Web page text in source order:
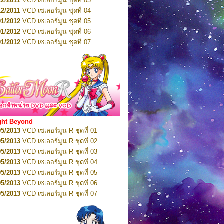
2016 DVD เซเลอร์มูน คริสตัล VOL.5
2016 DVD เซเลอร์มูน คริสตัล VOL.6
2016DVD เซเลอร์มูน คริสตัล VOL.7
2016DVD เซเลอร์มูน คริสตัล VOL.8
2017 DVD เซเลอร์มูน คริสตัล Box-Set
2011 VCD เซเลอร์มูน ชุดที่ 04
2012 VCD เซเลอร์มูน ชุดที่ 05
2012 VCD เซเลอร์มูน ชุดที่ 06
2012 VCD เซเลอร์มูน ชุดที่ 07
VCD เซเลอร์มูน ชุดที่ 08
VCD เซเลอร์มูน ชุดที่ 09
VCD เซเลอร์มูน ชุดที่ 10
2012VCD เซเลอร์มูน ชุดที่ 11
2012VCD เซเลอร์มูน ชุดที่ 12
2012VCD เซเลอร์มูน ชุดที่ 13
2012VCD เซเลอร์มูน ชุดที่ 14
2012 VCD เซเลอร์มูน ชุดที่ 15
VCD เซเลอร์มูน ชุดที่ 16
VCD เซเลอร์มูน ชุดที่ 17
VCD เซเลอร์มูน ชุดที่ 18
VCD เซเลอร์มูน ชุดที่ 19
VCD เซเลอร์มูน ชุดที่ 20
VCD เซเลอร์มูน ชุดที่ 21
VCD เซเลอร์มูน ชุดที่ 22
VCD เซเลอร์มูน ชุดที่ 23
DVD เซเลอร์มูน ชุดที่ 01
Beyond
2013 VCD เซเลอร์มูน R ชุดที่ 01
2013 VCD เซเลอร์มูน R ชุดที่ 02
2013 VCD เซเลอร์มูน R ชุดที่ 03
2013 VCD เซเลอร์มูน R ชุดที่ 04
2013 VCD เซเลอร์มูน R ชุดที่ 05
2013 VCD เซเลอร์มูน R ชุดที่ 06
2013 VCD เซเลอร์มูน R ชุดที่ 07
VCD เซเลอร์มูน R ชุดที่ 08
VCD เซเลอร์มูน R ชุดที่ 09